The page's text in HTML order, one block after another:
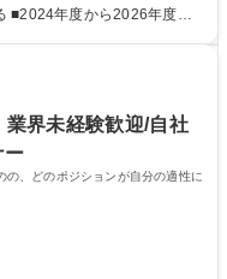
成】OJTでの現場育成や研
気候変動による自然災害の
要性が高まっています。
の実現に貢献してまいりま
資格：
業界未経験歓迎/自社
ー
の、どのポジションが自分の適性に